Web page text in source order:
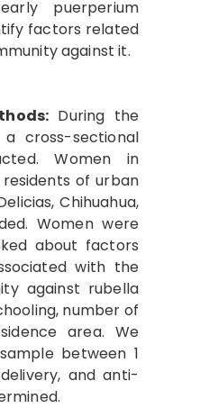
puerperium
factors related
against it.
During the
cross-sectional
Women in
of urban
Chihuahua,
Women were
about factors
with the
against rubella
number of
area. We
between 1
and anti-